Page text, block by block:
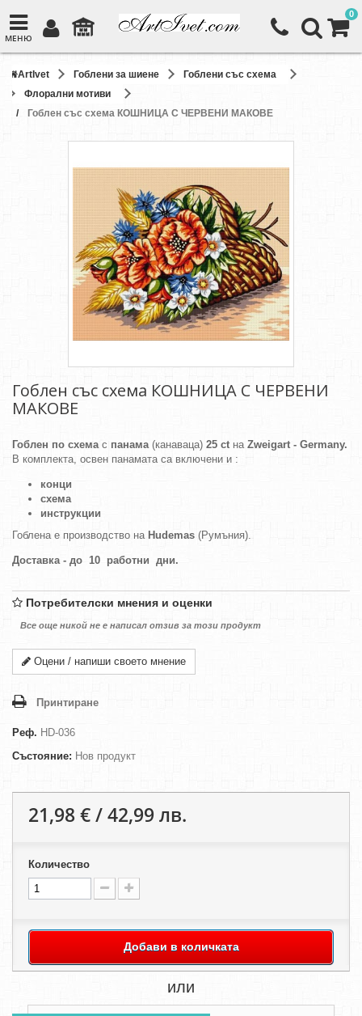
МЕНЮ
0
ArtIvet Гоблени за шиене
Гоблени със схема
Флорални мотиви
Гоблен със схема КОШНИЦА С ЧЕРВЕНИ МАКОВЕ
Гоблен със схема КОШНИЦА С ЧЕРВЕНИ
МАКОВЕ
Гоблен по схемас панама(канаваца) 25 ct на Zweigart - Germany.
В комплекта, освен панамата са включени и :
конци
схема
инструкции
Гоблена е производство на Hudemas (Румъния).
Доставка - до 10 работни дни.
Потребителски мнения и оценки
Все още никой не е написал отзив за този продукт
Оцени / напиши своето мнение
Принтиране
Реф. HD-036
Състояние: Нов продукт
21,98 € / 42,99 лв.
Количество
Добави в количката
или